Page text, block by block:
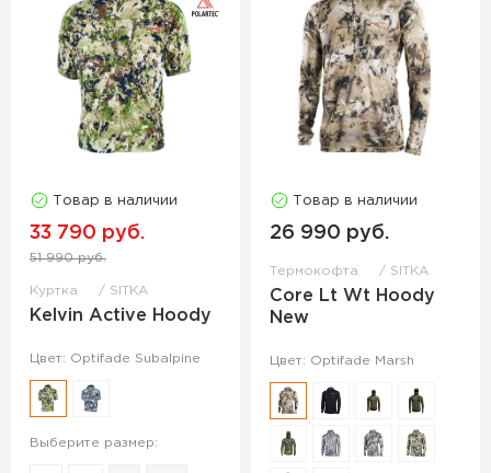
Товар в наличии
33 790 руб.
51 990 руб.
Куртка SITKA
Kelvin Active Hoody
Цвет: Optifade Subalpine
Выберите размер:
Товар в наличии
26 990 руб.
Термокофта SITKA
Core Lt Wt Hoody
New
Цвет: Optifade Marsh